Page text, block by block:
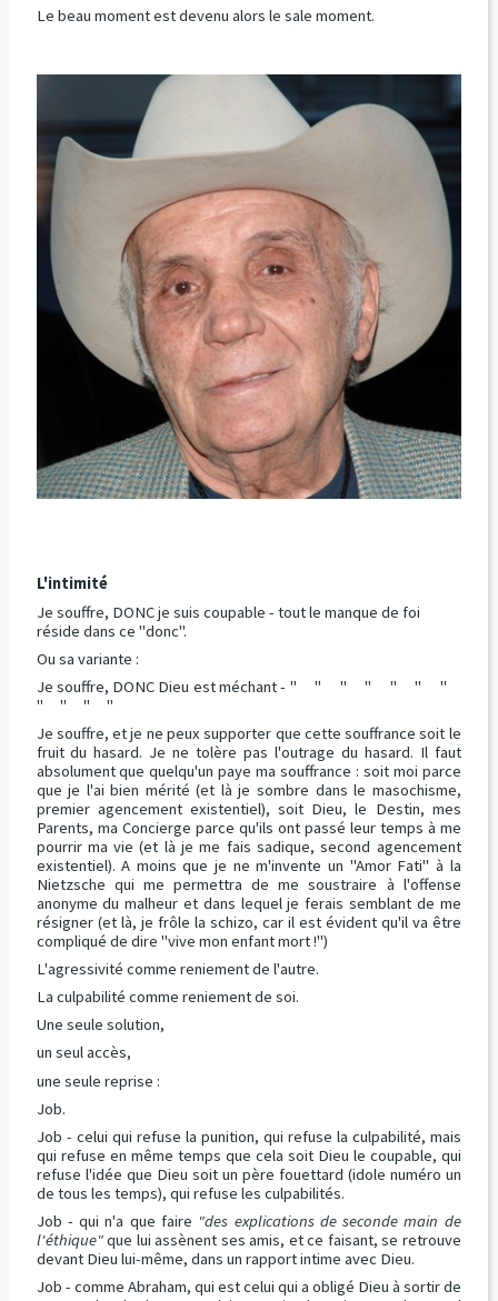
Le beau moment est devenu alors le sale moment.
L'intimité
Je souffre, DONC je suis coupable - tout le manque de foi
réside dans ce "donc".
Ou sa variante :
Je souffre, DONC Dieu est méchant - " " " " " " "
" " " "
Je souffre, et je ne peux supporter que cette souffrance soit le
fruit du hasard. Je ne tolère pas l'outrage du hasard. Il faut
absolument que quelqu'un paye ma souffrance : soit moi parce
que je l'ai bien mérité (et là je sombre dans le masochisme,
premier agencement existentiel), soit Dieu, le Destin, mes
Parents, ma Concierge parce qu'ils ont passé leur temps à me
pourrir ma vie (et là je me fais sadique, second agencement
existentiel). A moins que je ne m'invente un "Amor Fati" à la
Nietzsche qui me permettra de me soustraire à l'offense
anonyme du malheur et dans lequel je ferais semblant de me
résigner (et là, je frôle la schizo, car il est évident qu'il va être
compliqué de dire "vive mon enfant mort !")
L'agressivité comme reniement de l'autre.
La culpabilité comme reniement de soi.
Une seule solution,
un seul accès,
une seule reprise :
Job.
Job - celui qui refuse la punition, qui refuse la culpabilité, mais
qui refuse en même temps que cela soit Dieu le coupable, qui
refuse l'idée que Dieu soit un père fouettard (idole numéro un
de tous les temps), qui refuse les culpabilités.
Job - qui n'a que faire "des explications de seconde main de
l'éthique"que lui assènent ses amis, et ce faisant, se retrouve
devant Dieu lui-même, dans un rapport intime avec Dieu.
Job - comme Abraham, qui est celui qui a obligé Dieu à sortir de